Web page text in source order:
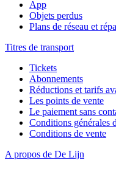
App
Objets perdus
Plans de réseau et
Titres de transport
Tickets
Abonnements
Réductions et tarifs
Les points de vente
Le paiement sans
Conditions générales
Conditions de vente
A propos de De Lijn